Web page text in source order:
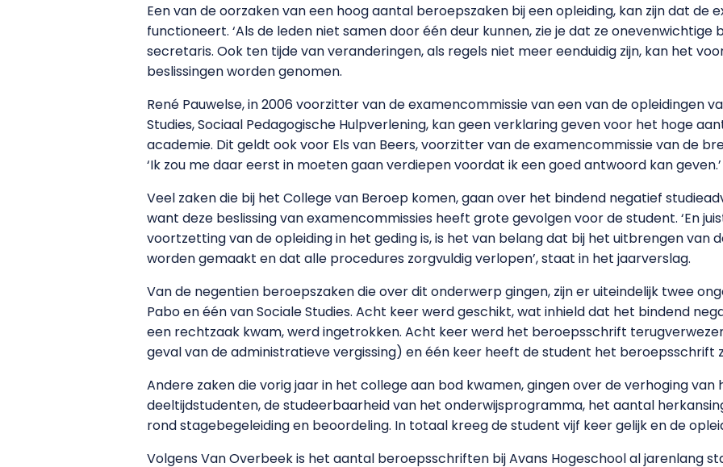
Een van de oorzaken van een hoog aantal beroepszaken bij een opleiding, kan zijn dat de
functioneert. ‘Als de leden niet samen door één deur kunnen, zie je dat ze onevenwichtige
secretaris. Ook ten tijde van veranderingen, als regels niet meer eenduidig zijn, kan het
beslissingen worden genomen.
René Pauwelse, in 2006 voorzitter van de examencommissie van een van de opleidingen
Studies, Sociaal Pedagogische Hulpverlening, kan geen verklaring geven voor het hoge
academie. Dit geldt ook voor Els van Beers, voorzitter van de examencommissie van de
‘Ik zou me daar eerst in moeten gaan verdiepen voordat ik een goed antwoord kan geven.’
Veel zaken die bij het College van Beroep komen, gaan over het bindend negatief
want deze beslissing van examencommissies heeft grote gevolgen voor de student. ‘En
voortzetting van de opleiding in het geding is, is het van belang dat bij het uitbrengen van
worden gemaakt en dat alle procedures zorgvuldig verlopen’, staat in het jaarverslag.
Van de negentien beroepszaken die over dit onderwerp gingen, zijn er uiteindelijk twee
Pabo en één van Sociale Studies. Acht keer werd geschikt, wat inhield dat het bindend
een rechtzaak kwam, werd ingetrokken. Acht keer werd het beroepsschrift
geval van de administratieve vergissing) en één keer heeft de student het beroepsschrift
Andere zaken die vorig jaar in het college aan bod kwamen, gingen over de verhoging
deeltijdstudenten, de studeerbaarheid van het onderwijsprogramma, het aantal
rond stagebegeleiding en beoordeling. In totaal kreeg de student vijf keer gelijk en de
Volgens Van Overbeek is het aantal beroepsschriften bij Avans Hogeschool al jarenlang